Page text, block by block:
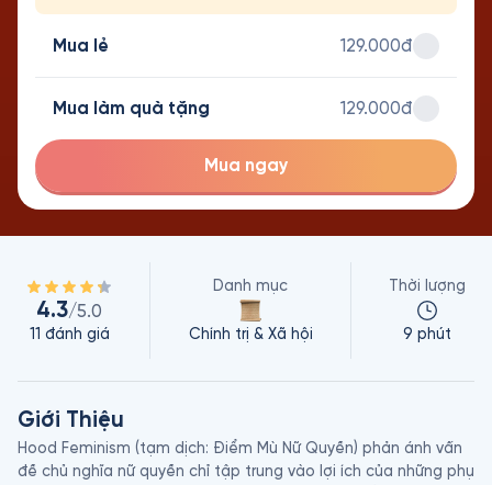
Mua lẻ 129.000đ
Mua làm quà tặng 129.000đ
Mua ngay
4.3/5.0
11 đánh giá
Danh mục
Chính trị & Xã hội
Thời lượng
9 phút
Giới Thiệu
Hood Feminism (tạm dịch: Điểm Mù Nữ Quyền) phản ánh vấn
đề chủ nghĩa nữ quyền chỉ tập trung vào lợi ích của những phụ